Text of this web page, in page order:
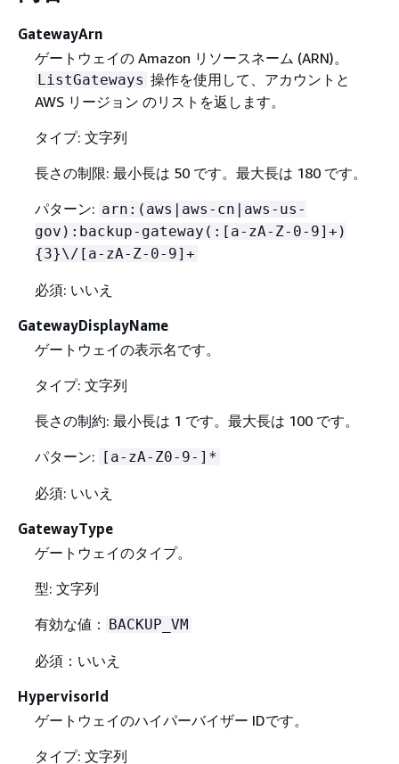
GatewayArn
ゲートウェイの Amazon リソースネーム (ARN)。
ListGateways 操作を使用して、アカウントと
AWS リージョン のリストを返します。
タイプ: 文字列
長さの制限: 最小長は 50 です。最大長は 180 です。
パターン: arn:(aws|aws-cn|aws-us-
gov):backup-gateway(:[a-zA-Z-0-9]+)
{3}\/[a-zA-Z-0-9]+
必須: いいえ
GatewayDisplayName
ゲートウェイの表示名です。
タイプ: 文字列
長さの制約: 最小長は 1 です。最大長は 100 です。
パターン: [a-zA-Z0-9-]*
必須: いいえ
GatewayType
ゲートウェイのタイプ。
型: 文字列
有効な値： BACKUP_VM
必須：いいえ
HypervisorId
ゲートウェイのハイパーバイザー IDです。
タイプ: 文字列